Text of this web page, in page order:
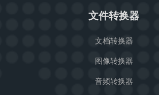
文件转换器
文档转换器
图像转换器
音频转换器